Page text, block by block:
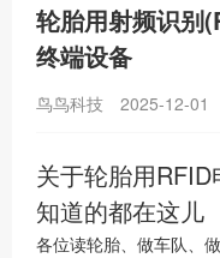
轮胎用射频识别
终端设备
鸟鸟科技 2025-12-01
关于轮胎用
知道的都在这儿
各位读轮胎、做车队、